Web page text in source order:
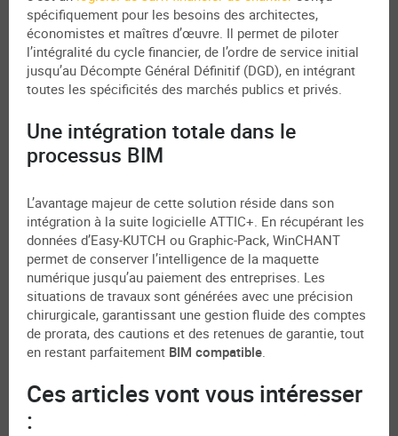
spécifiquement pour les besoins des architectes,
économistes et maîtres d’œuvre. Il permet de piloter
l’intégralité du cycle financier, de l’ordre de service initial
jusqu’au Décompte Général Définitif (DGD), en intégrant
toutes les spécificités des marchés publics et privés.
Une intégration totale dans le
processus BIM
L’avantage majeur de cette solution réside dans son
intégration à la suite logicielle ATTIC+. En récupérant les
données d’Easy-KUTCH ou Graphic-Pack, WinCHANT
permet de conserver l’intelligence de la maquette
numérique jusqu’au paiement des entreprises. Les
situations de travaux sont générées avec une précision
chirurgicale, garantissant une gestion fluide des comptes
de prorata, des cautions et des retenues de garantie, tout
en restant parfaitement BIM compatible
Ces articles vont vous intéresser
: